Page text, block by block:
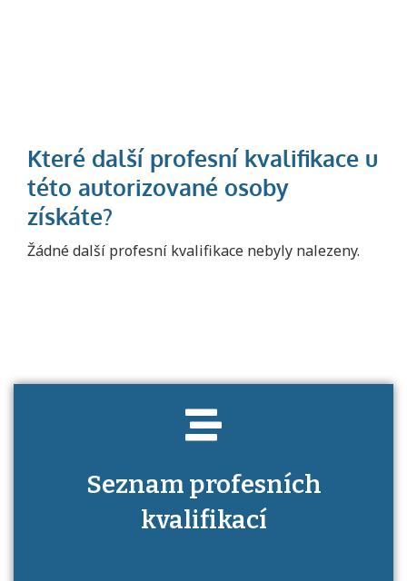
Žádné další profesní kvalifikace nebyly nalezeny.
Seznam profesních
kvalifikací
Projděte si seznam profesních kvalifikací.